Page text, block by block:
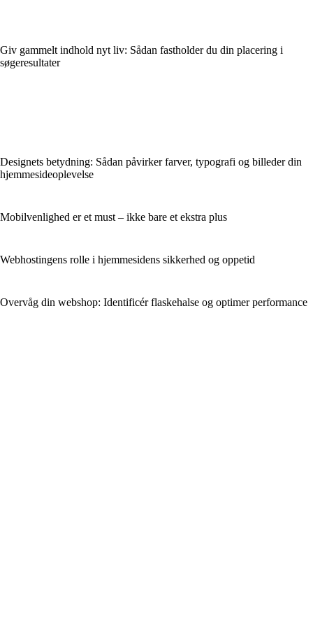
Giv gammelt indhold nyt liv: Sådan fastholder du din placering i
søgeresultater
Designets betydning: Sådan påvirker farver, typografi og billeder din
hjemmesideoplevelse
Mobilvenlighed er et must – ikke bare et ekstra plus
Webhostingens rolle i hjemmesidens sikkerhed og oppetid
Overvåg din webshop: Identificér flaskehalse og optimer performance